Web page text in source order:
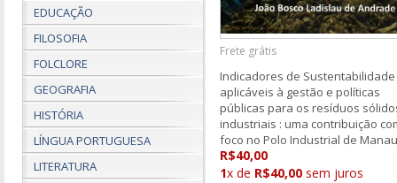
EDUCAÇÃO
FILOSOFIA
FOLCLORE
GEOGRAFIA
HISTÓRIA
LÍNGUA PORTUGUESA
LITERATURA
Frete grátis
Indicadores de Sustentabilidade
aplicáveis à gestão e políticas
públicas para os resíduos
industriais : uma contribuição
foco no Polo Industrial de
R$40,00
1x de R$40,00 sem juros